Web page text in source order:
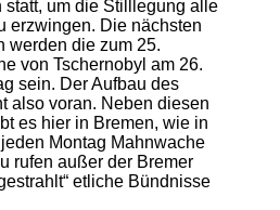
um die Stilllegung alle
erzwingen. Die nächsten
werden die zum 25.
von Tschernobyl am 26.
sein. Der Aufbau des
also voran. Neben diesen
es hier in Bremen, wie in
Montag Mahnwache
rufen außer der Bremer
etliche Bündnisse